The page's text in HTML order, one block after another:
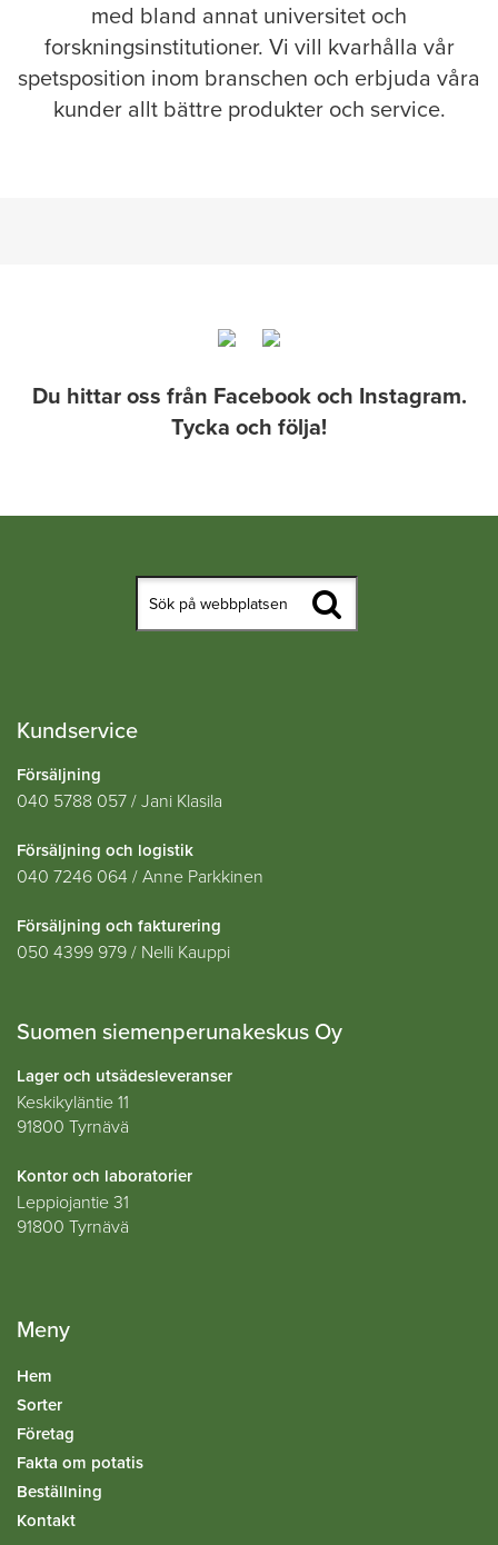
med bland annat universitet och
forskningsinstitutioner. Vi vill kvarhålla vår
spetsposition inom branschen och erbjuda våra
kunder allt bättre produkter och service.
Du hittar oss från Facebook och Instagram.
Tycka och följa!
Kundservice
Försäljning
040 5788 057 / Jani Klasila
Försäljning och logistik
040 7246 064 / Anne Parkkinen
Försäljning och fakturering
050 4399 979 / Nelli Kauppi
Suomen siemenperunakeskus Oy
Lager och utsädesleveranser
Keskikyläntie 11
91800 Tyrnävä
Kontor och laboratorier
Leppiojantie 31
91800 Tyrnävä
Meny
Hem
Sorter
Företag
Fakta om potatis
Beställning
Kontakt